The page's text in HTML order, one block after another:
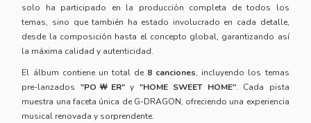
solo ha participado en la producción completa de todos los
temas, sino que también ha estado involucrado en cada detalle,
desde la composición hasta el concepto global, garantizando así
la máxima calidad y autenticidad.
El álbum contiene un total de 8 canciones, incluyendo los temas
pre-lanzados "PO￦ER"y "HOME SWEET HOME". Cada pista
muestra una faceta única de G-DRAGON, ofreciendo una experiencia
musical renovada y sorprendente.